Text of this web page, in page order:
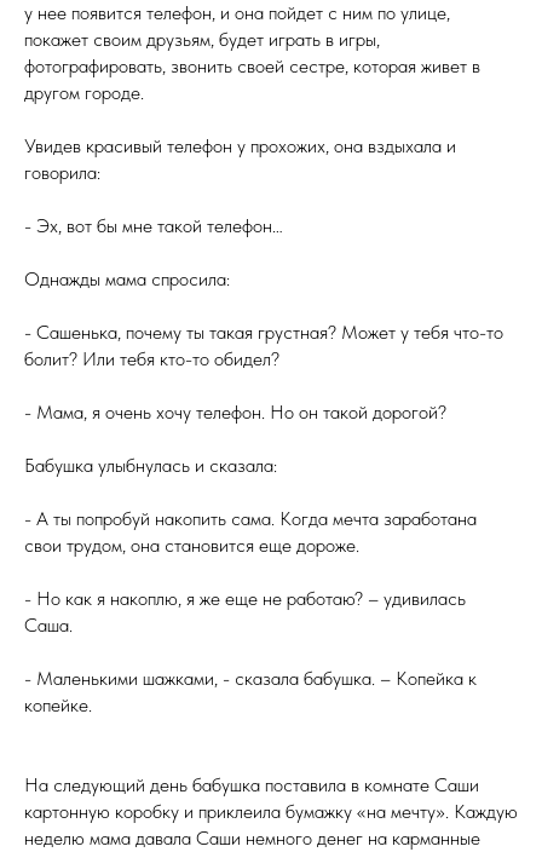
у нее появится телефон, и она пойдет с ним по улице,
покажет своим друзьям, будет играть в игры,
фотографировать, звонить своей сестре, которая живет в
другом городе.
Увидев красивый телефон у прохожих, она вздыхала и
говорила:
- Эх, вот бы мне такой телефон…
Однажды мама спросила:
- Сашенька, почему ты такая грустная? Может у тебя что-то
болит? Или тебя кто-то обидел?
- Мама, я очень хочу телефон. Но он такой дорогой?
Бабушка улыбнулась и сказала:
- А ты попробуй накопить сама. Когда мечта заработана
свои трудом, она становится еще дороже.
- Но как я накоплю, я же еще не работаю? – удивилась
Саша.
- Маленькими шажками, - сказала бабушка. – Копейка к
копейке.
На следующий день бабушка поставила в комнате Саши
картонную коробку и приклеила бумажку «на мечту». Каждую
неделю мама давала Саши немного денег на карманные